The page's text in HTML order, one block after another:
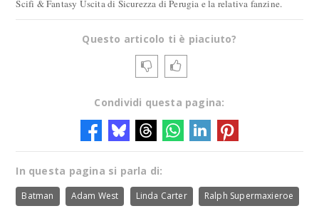
Scifi & Fantasy Uscita di Sicurezza di Perugia e la relativa fanzine.
Questo articolo ti è piaciuto?
Condividi questa pagina:
In questa pagina si parla di:
Batman Adam West Linda Carter Ralph Supermaxieroe